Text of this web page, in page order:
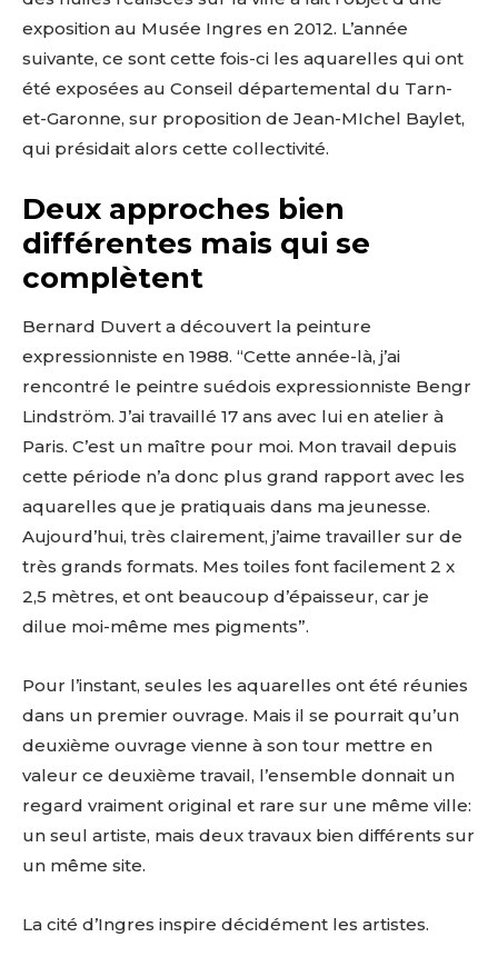
exposition au Musée Ingres en 2012. L’année
suivante, ce sont cette fois-ci les aquarelles qui ont
été exposées au Conseil départemental du Tarn-
et-Garonne, sur proposition de Jean-MIchel Baylet,
qui présidait alors cette collectivité.
Deux approches bien
différentes mais qui se
complètent
Bernard Duvert a découvert la peinture
expressionniste en 1988. “Cette année-là, j’ai
rencontré le peintre suédois expressionniste Bengr
Lindström. J’ai travaillé 17 ans avec lui en atelier à
Paris. C’est un maître pour moi. Mon travail depuis
cette période n’a donc plus grand rapport avec les
aquarelles que je pratiquais dans ma jeunesse.
Aujourd’hui, très clairement, j’aime travailler sur de
très grands formats. Mes toiles font facilement 2 x
2,5 mètres, et ont beaucoup d’épaisseur, car je
dilue moi-même mes pigments”.
Pour l’instant, seules les aquarelles ont été réunies
dans un premier ouvrage. Mais il se pourrait qu’un
deuxième ouvrage vienne à son tour mettre en
valeur ce deuxième travail, l’ensemble donnait un
regard vraiment original et rare sur une même ville:
un seul artiste, mais deux travaux bien différents sur
un même site.
La cité d’Ingres inspire décidément les artistes.